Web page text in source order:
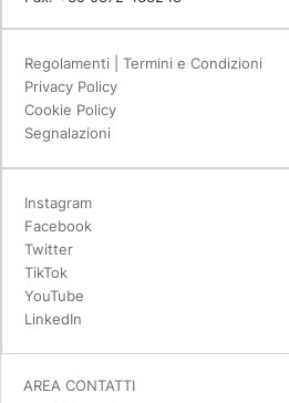
Regolamenti | Termini e Condizioni
Privacy Policy
Cookie Policy
Segnalazioni
Instagram
Facebook
Twitter
TikTok
YouTube
LinkedIn
AREA CONTATTI